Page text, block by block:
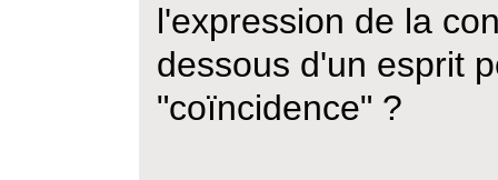
l'expression de la
dessous d'un esprit
"coïncidence" ?